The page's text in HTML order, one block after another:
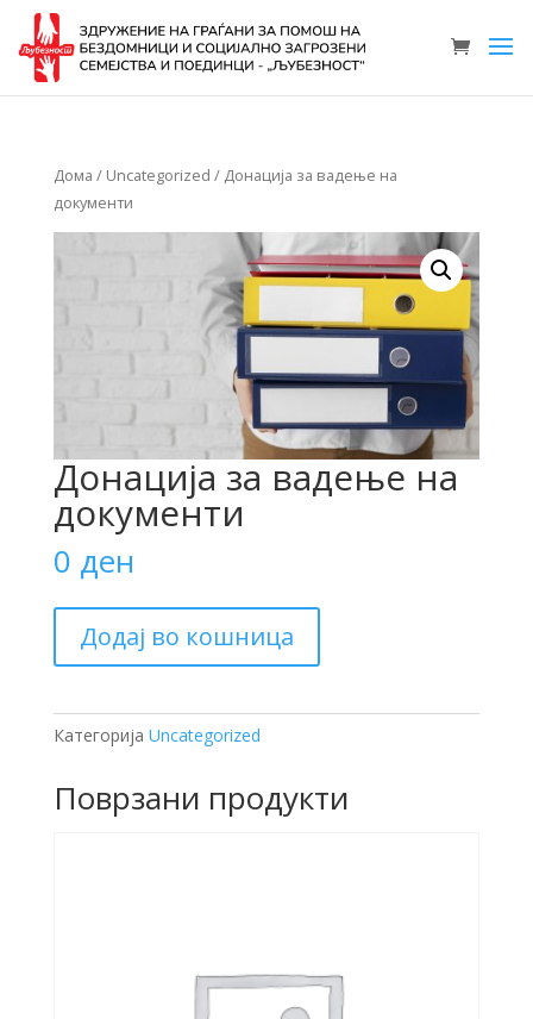
Дома / Uncategorized / Донација за вадење на
документи
Донација за вадење на
документи
0 ден
вадење
документи
Додај во кошница
Категорија Uncategorized
Поврзани продукти